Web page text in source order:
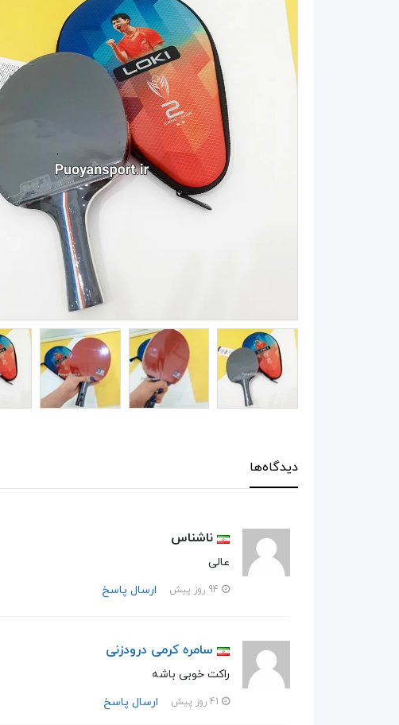
دیدگاه‌ها
ناشناس
عالی
ارسال پاسخ
سامره کرمی درودزنی
راکت خوبی باشه
ارسال پاسخ